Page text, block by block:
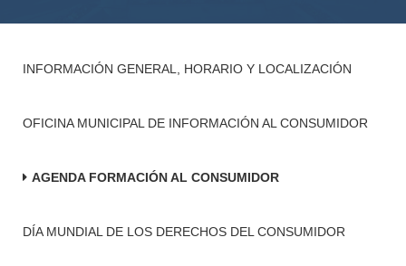
INFORMACIÓN GENERAL, HORARIO Y LOCALIZACIÓN
OFICINA MUNICIPAL DE INFORMACIÓN AL CONSUMIDOR
AGENDA FORMACIÓN AL CONSUMIDOR
DÍA MUNDIAL DE LOS DERECHOS DEL CONSUMIDOR